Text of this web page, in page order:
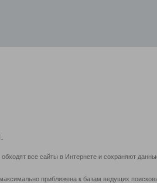
все сайты в Интернете и сохраняют
приближена к базам ведущих